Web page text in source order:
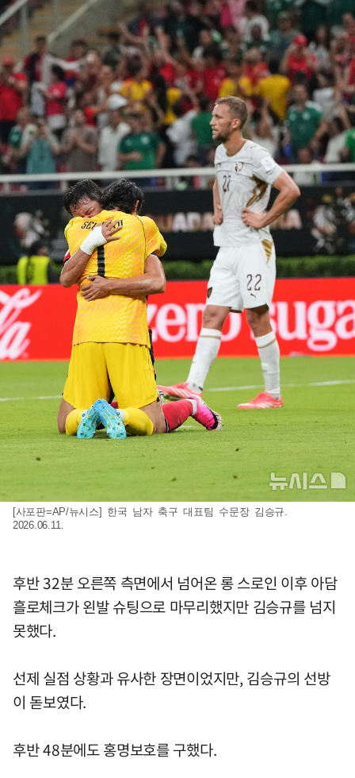
[사포판=AP/뉴시스] 한국 남자 축구 대표팀 수문장 김승규.
2026.06.11.
후반 32분 오른쪽 측면에서 넘어온 롱 스로인 이후 아담
흘로체크가 왼발 슈팅으로 마무리했지만 김승규를 넘지
못했다.
선제 실점 상황과 유사한 장면이었지만, 김승규의 선방
이 돋보였다.
후반 48분에도 홍명보호를 구했다.